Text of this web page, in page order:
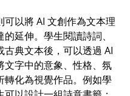
可以將 AI 文創作為文本理
延伸。學生閱讀詩詞、
古典文本後，可以透過 AI
文字中的意象、性格、氛
轉化為視覺作品。例如學